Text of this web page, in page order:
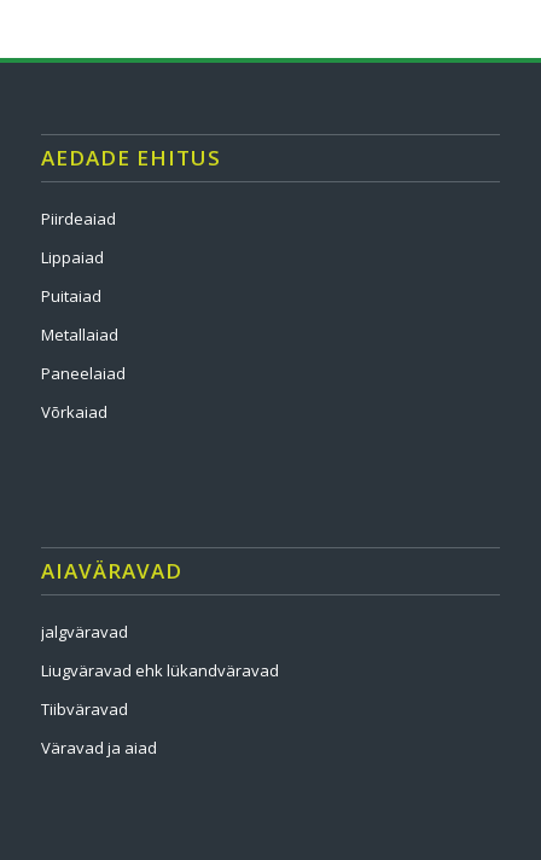
AEDADE EHITUS
Piirdeaiad
Lippaiad
Puitaiad
Metallaiad
Paneelaiad
Võrkaiad
AIAVÄRAVAD
jalgväravad
Liugväravad ehk lükandväravad
Tiibväravad
Väravad ja aiad